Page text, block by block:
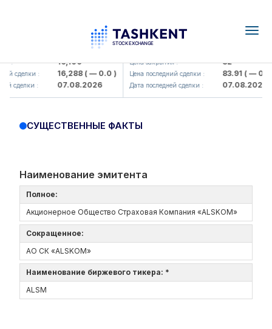
: 16,100
сделки : 16,288( — 0.0 )
сделки : 07.08.2026
KFSK (<Kafolat sug'urta
Цена закрытия : 82
Цена последний сделки : 83.91( — 0.0 )
Дата последней сделки : 07.08.2026
СУЩЕСТВЕННЫЕ ФАКТЫ
Наименование эмитента
Полное:
Акционерное Общество Страховая Компания «ALSKOM»
Сокращенное:
АО СК «ALSKOM»
Наименование биржевого тикера: *
ALSM